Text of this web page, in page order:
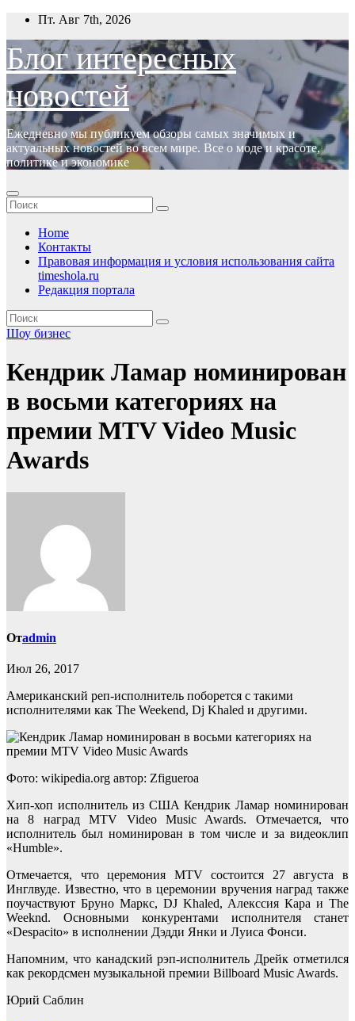
Перейти
содержимому
Пт. Авг 7th, 2026
Блог интересных
новостей
Ежедневно мы публикуем обзоры самых значимых и
актуальных новостей во всем мире. Все о моде и красоте,
политике и экономике
Home
Контакты
Правовая информация и условия использования сайта
timeshola.ru
Редакция портала
Шоу бизнес
Кендрик Ламар номинирован
в восьми категориях на
премии MTV Video Music
Awards
Отadmin
Июл 26, 2017
Американский реп-исполнитель поборется с такими
исполнителями как The Weekend, Dj Khaled и другими.
Фото: wikipedia.org автор: Zfigueroa
Хип-хоп исполнитель из США Кендрик Ламар номинирован
на 8 наград MTV Video Music Awards. Отмечается, что
исполнитель был номинирован в том числе и за видеоклип
«Humble».
Отмечается, что церемония MTV состоится 27 августа в
Инглвуде. Известно, что в церемонии вручения наград также
поучаствуют Бруно Маркс, DJ Khaled, Алекссия Кара и The
Weeknd. Основными конкурентами исполнителя станет
«Despacito» в исполнении Дэдди Янки и Луиса Фонси.
Напомним, что канадский рэп-исполнитель Дрейк отметился
как рекордсмен музыкальной премии Billboard Music Awards.
Юрий Саблин